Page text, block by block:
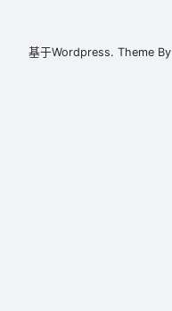
基于Wordpress. Theme By